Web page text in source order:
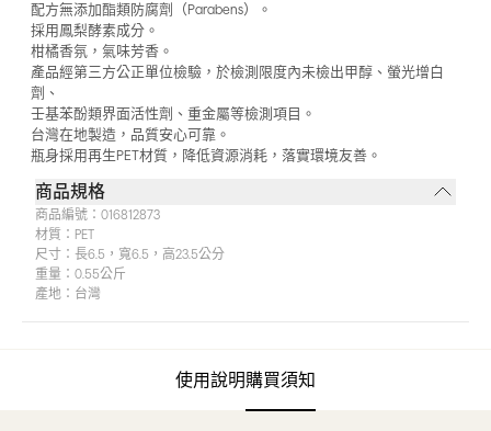
配方無添加酯類防腐劑（Parabens）。
採用鳳梨酵素成分。
柑橘香氛，氣味芳香。
產品經第三方公正單位檢驗，於檢測限度內未檢出甲醇、螢光增白
劑、
壬基苯酚類界面活性劑、重金屬等檢測項目。
台灣在地製造，品質安心可靠。
瓶身採用再生PET材質，降低資源消耗，落實環境友善。
商品規格
商品編號： 016812873
材質： PET
尺寸： 長6.5，寬6.5，高23.5公分
重量： 0.55公斤
產地： 台灣
使用說明購買須知